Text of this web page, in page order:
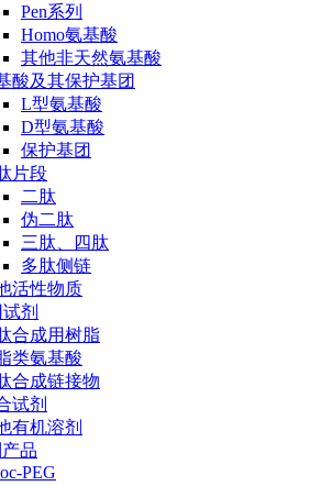
Pen系列
Homo氨基酸
其他非天然氨基酸
酸及其保护基团
L型氨基酸
D型氨基酸
保护基团
片段
二肽
伪二肽
三肽、四肽
多肽侧链
活性物质
剂
合成用树脂
类氨基酸
合成链接物
试剂
有机溶剂
品
PEG